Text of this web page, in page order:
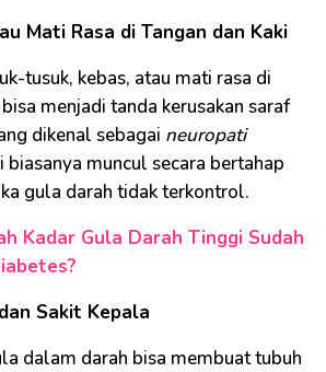
Mati Rasa di Tangan dan Kaki
tusuk, kebas, atau mati rasa di
menjadi tanda kerusakan saraf
dikenal sebagai neuropati
biasanya muncul secara bertahap
gula darah tidak terkontrol.
Kadar Gula Darah Tinggi Sudah
Sakit Kepala
dalam darah bisa membuat tubuh